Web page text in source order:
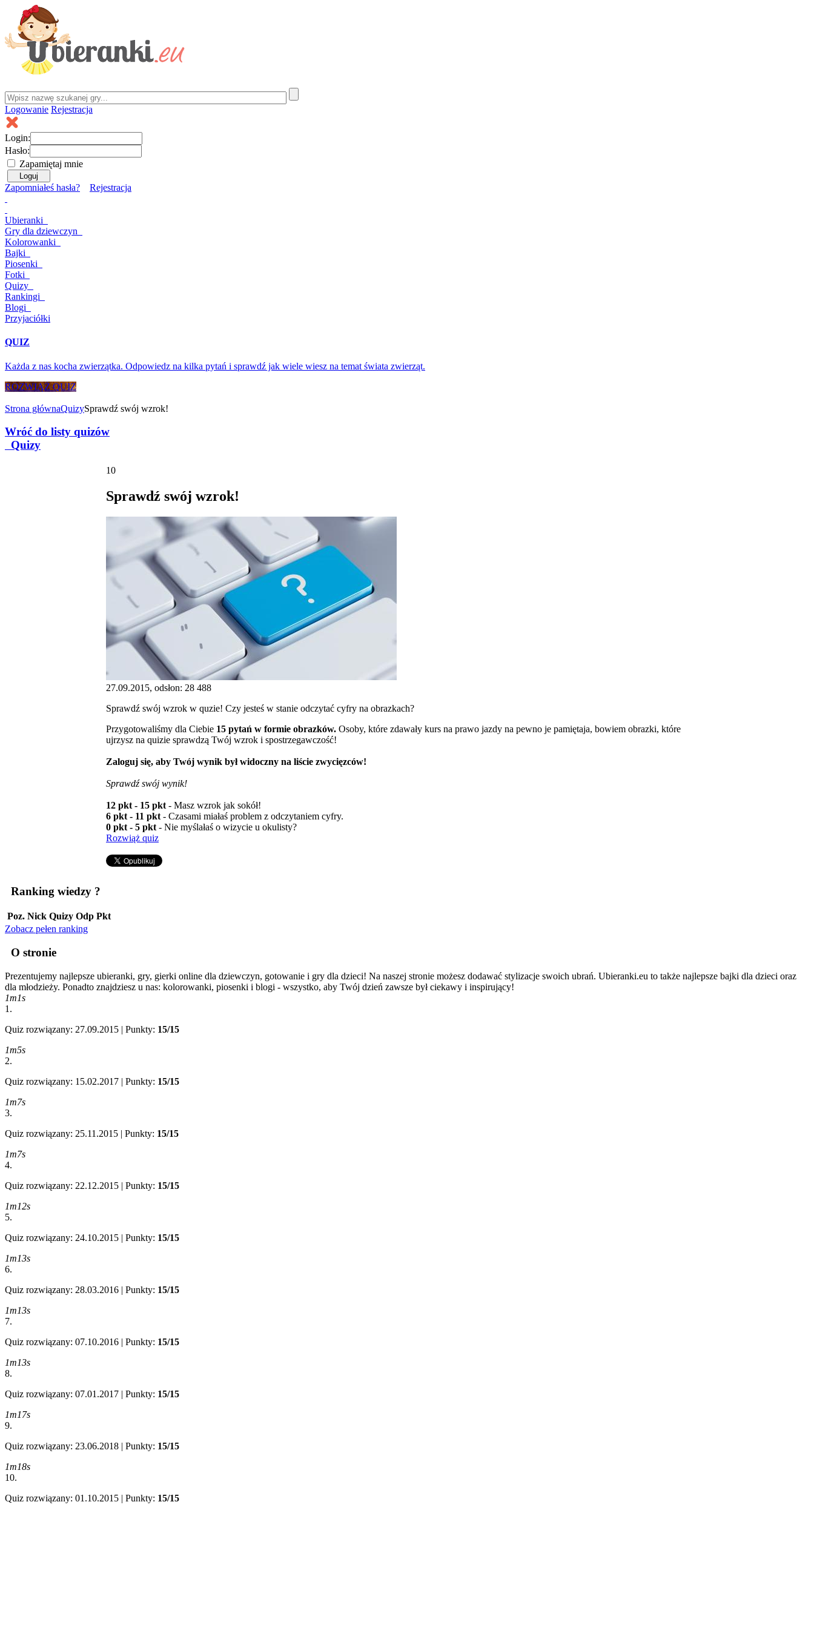
Logowanie Rejestracja
Login:
Hasło:
Zapamiętaj mnie
Zapomniałeś hasła? Rejestracja
Ubieranki
Gry dla dziewczyn
Kolorowanki
Bajki
Piosenki
Fotki
Quizy
Rankingi
Blogi
Przyjaciółki
QUIZ
Każda z nas kocha zwierzątka. Odpowiedz na kilka pytań i sprawdź jak wiele wiesz na temat świata zwierząt.
ROZWIĄŻ QUIZ
Strona głównaQuizySprawdź swój wzrok!
Wróć do listy quizów
Quizy
10
Sprawdź swój wzrok!
27.09.2015, odsłon: 28 488
Sprawdź swój wzrok w quzie! Czy jesteś w stanie odczytać cyfry na obrazkach?
Przygotowaliśmy dla Ciebie 15 pytań w formie obrazków. Osoby, które zdawały kurs na prawo jazdy na pewno je pamiętaja, bowiem obrazki, które
ujrzysz na quizie sprawdzą Twój wzrok i spostrzegawczość!
Zaloguj się, aby Twój wynik był widoczny na liście zwycięzców!
Sprawdź swój wynik!
12 pkt - 15 pkt - Masz wzrok jak sokół!
6 pkt - 11 pkt - Czasami miałaś problem z odczytaniem cyfry.
0 pkt - 5 pkt - Nie myślałaś o wizycie u okulisty?
Rozwiąż quiz
Ranking wiedzy ?
Poz. Nick Quizy Odp Pkt
Zobacz pełen ranking
O stronie
Prezentujemy najlepsze ubieranki, gry, gierki online dla dziewczyn, gotowanie i gry dla dzieci! Na naszej stronie możesz dodawać stylizacje swoich ubrań. Ubieranki.eu to także najlepsze bajki dla dzieci oraz
dla młodzieży. Ponadto znajdziesz u nas: kolorowanki, piosenki i blogi - wszystko, aby Twój dzień zawsze był ciekawy i inspirujący!
1m1s
1.
Quiz rozwiązany: 27.09.2015 | Punkty: 15/15
1m5s
2.
Quiz rozwiązany: 15.02.2017 | Punkty: 15/15
1m7s
3.
Quiz rozwiązany: 25.11.2015 | Punkty: 15/15
1m7s
4.
Quiz rozwiązany: 22.12.2015 | Punkty: 15/15
1m12s
5.
Quiz rozwiązany: 24.10.2015 | Punkty: 15/15
1m13s
6.
Quiz rozwiązany: 28.03.2016 | Punkty: 15/15
1m13s
7.
Quiz rozwiązany: 07.10.2016 | Punkty: 15/15
1m13s
8.
Quiz rozwiązany: 07.01.2017 | Punkty: 15/15
1m17s
9.
Quiz rozwiązany: 23.06.2018 | Punkty: 15/15
1m18s
10.
Quiz rozwiązany: 01.10.2015 | Punkty: 15/15